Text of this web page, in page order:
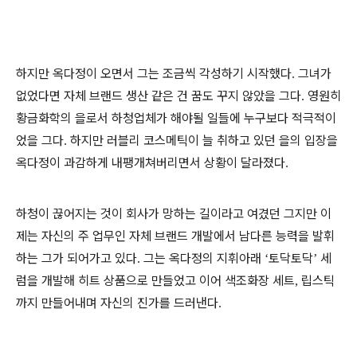
하지만 옥다정이 오면서 그는 조금씩 각성하기 시작했다. 그녀가
없었다면 자체 브랜드 생산 같은 건 꿈도 꾸지 않았을 그다. 영원히
황금화학의 을로서 하청업체가 해야될 일들에 누구보다 적극적이
었을 그다. 하지만 러블리 코스메틱이 늘 취하고 있던 을의 입장을
옥다정이 과감하게 내팽개쳐버리면서 상황이 달라졌다.
하청이 끊어지는 것이 회사가 망하는 길이라고 여겼던 그지만 이
제는 자신의 주 업무인 자체 브랜드 개발에서 남다른 능력을 발휘
하는 그가 되어가고 있다. 그는 옥다정의 지휘아래 ‘토닥토닥’ 세
럼을 개발해 히트 상품으로 만들었고 이어 색조화장 세트, 립스틱
까지 만들어내며 자신의 진가를 드러낸다.